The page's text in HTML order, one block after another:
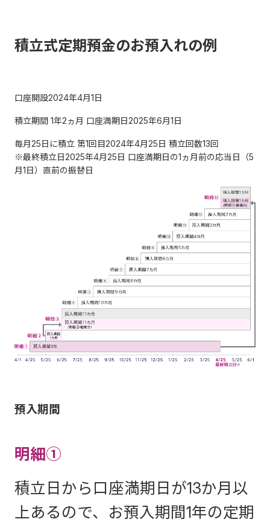
積立式定期預金のお預入れの例
口座開設2024年4月1日
積立期間 1年2ヵ月 口座満期日2025年6月1日
毎月25日に積立 第1回目2024年4月25日 積立回数13回
※最終積立日2025年4月25日 口座満期日の1ヵ月前の応当日（5
月1日）直前の振替日
預入期間
明細①
積立日から口座満期日が13か月以
上あるので、お預入期間1年の定期